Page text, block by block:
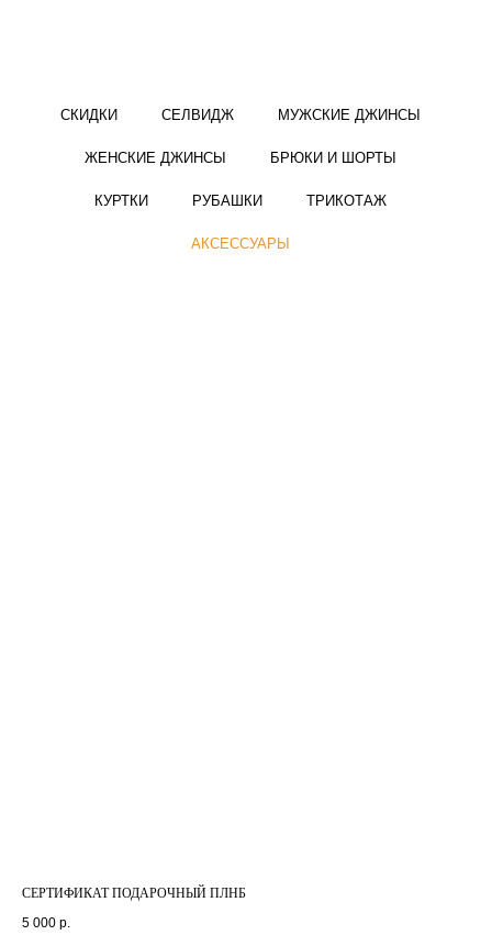
СКИДКИ СЕЛВИДЖ МУЖСКИЕ ДЖИНСЫ
ЖЕНСКИЕ ДЖИНСЫ БРЮКИ И ШОРТЫ
КУРТКИ РУБАШКИ ТРИКОТАЖ
АКСЕССУАРЫ
СЕРТИФИКАТ ПОДАРОЧНЫЙ ПЛНБ
5 000 р.